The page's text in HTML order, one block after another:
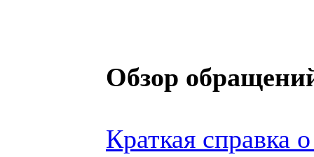
Обзор
Краткая справка